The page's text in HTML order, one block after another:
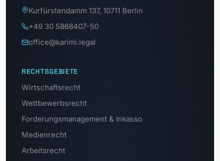
Kurfürstendamm 137, 10711 Berlin
+49 30 5868407-50
office@karimi.legal
RECHTSGEBIETE
Wirtschaftsrecht
Wettbewerbsrecht
Forderungsmanagement & Inkasso
Medienrecht
Arbeitsrecht